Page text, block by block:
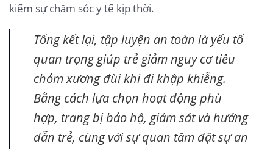
kiếm sự chăm sóc y tế kịp thời.
Tổng kết lại, tập luyện an toàn là yếu tố
quan trọng giúp trẻ giảm nguy cơ tiêu
chỏm xương đùi khi đi khập khiễng.
Bằng cách lựa chọn hoạt động phù
hợp, trang bị bảo hộ, giám sát và hướng
dẫn trẻ, cùng với sự quan tâm đặt sự an